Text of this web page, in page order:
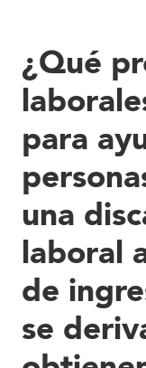
¿Qué
para
una
laboral
de
se